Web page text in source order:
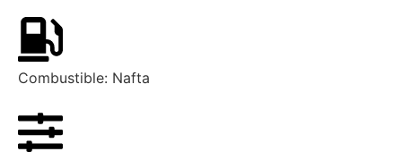
Combustible: Nafta